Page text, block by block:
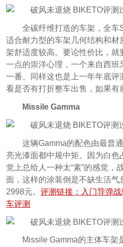
全碳纤维打造的车架，全车
适合耐力型的车架几何结构和
架舒适度较高。要论性价比，
一点的崇洋心理，一个来自西班
一番。同样这也是上一年年底
看是否有打折整车出售，如果有
Missile Gamma
这辆Gamma的配色由最普
亮光漆面都中规中矩。因为白
觉上总给人一种太“素”的感觉，
面，这样的涂装倒是不缺生活气
2998元。 评测链接：入门导弹
车评测
Missile Gamma的主体车架